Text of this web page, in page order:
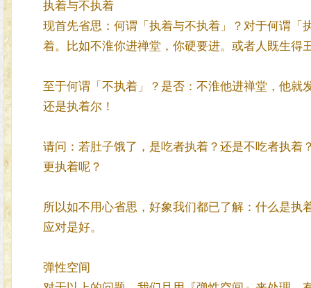
执着与不执着
现首先省思：何谓「执着与不执着」？对于何谓「
着。比如不淮你进禅堂，你硬要进。或者人既生得
至于何谓「不执着」？是否：不淮他进禅堂，他就
还是执着尔！
请问：若肚子饿了，是吃者执着？还是不吃者执着
更执着呢？
所以如不用心省思，好象我们都已了解：什么是
应对是好。
弹性空间